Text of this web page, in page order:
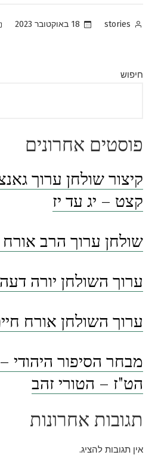
Posted
stories 18 באוקטובר 2023
חיפוש
פוסטים אחרונים
קיצור שולחן ערוך
קצט – יג עד יז
שולחן ערוך הרב אורח
ערוך השולחן יורה
ערוך השולחן אורח
מבחר הסיפור היהודי
הט"ז – הטורי זהב
תגובות אחרונות
אין תגובות להציג.